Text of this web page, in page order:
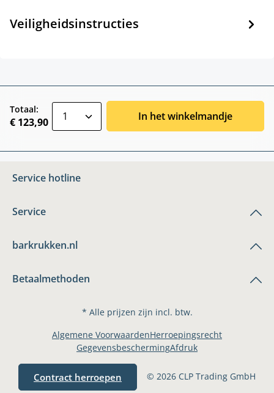
Veiligheidsinstructies
Totaal:
€ 123,90 In het winkelmandje
Service hotline
Service
barkrukken.nl
Betaalmethoden
* Alle prijzen zijn incl. btw.
Contract herroepen © 2026 CLP Trading GmbH
Algemene VoorwaardenHerroepingsrecht
GegevensbeschermingAfdruk